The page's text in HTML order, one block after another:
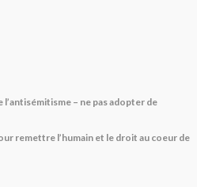
– ne pas adopter de
remettre l’humain et le droit au coeur de